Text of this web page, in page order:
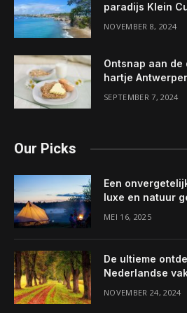
paradijs Klein
NOVEMBER 8, 2024
Ontsnap aan
hartje
SEPTEMBER 7, 2024
Our Picks
Een
luxe en natuur
MEI 16, 2025
De ultieme
Nederlandse
NOVEMBER 24, 2024